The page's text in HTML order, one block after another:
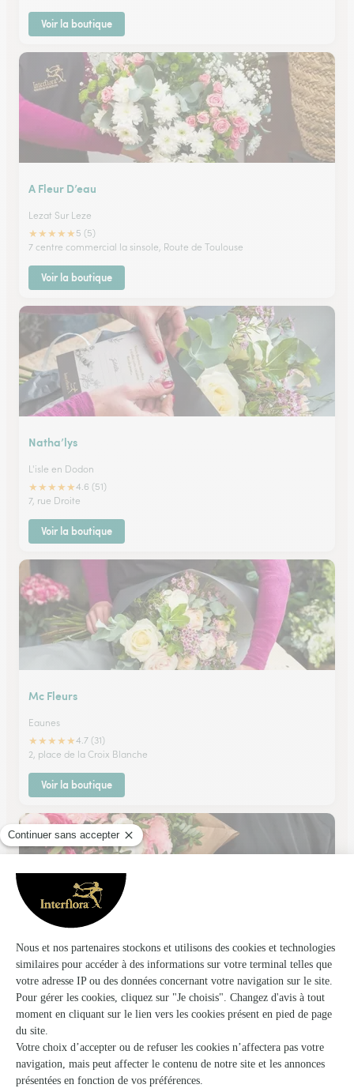
Voir la boutique
A Fleur D’eau
Lezat Sur Leze
★★★★★ 5 (5)
7 centre commercial la sinsole, Route de Toulouse
Voir la boutique
Natha’lys
L'isle en Dodon
★★★★★4.6 (51)
7, rue Droite
Voir la boutique
Mc Fleurs
Eaunes
★★★★★4.7 (31)
2, place de la Croix Blanche
Voir la boutique
Caussade Fleurs
Muret
★ ★★★ ★4.5 (93)
14 bis, allée Niel B.P. 95
Voir la boutique